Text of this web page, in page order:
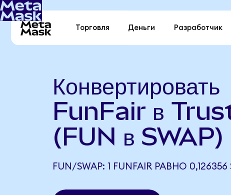
Торговля Деньги Разработчик
Конвертировать
FunFair в
(FUN в SWAP)
FUN/SWAP: 1 FUNFAIR РАВНО 0,126356